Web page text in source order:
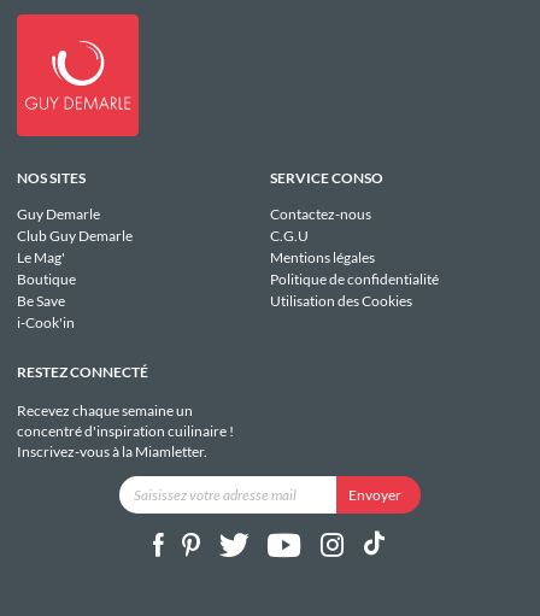
NOS SITES
Guy Demarle
Club Guy Demarle
Le Mag'
Boutique
Be Save
i-Cook'in
SERVICE CONSO
Contactez-nous
C.G.U
Mentions légales
Politique de confidentialité
Utilisation des Cookies
RESTEZ CONNECTÉ
Recevez chaque semaine un
concentré d'inspiration cuilinaire !
Inscrivez-vous à la Miamletter.